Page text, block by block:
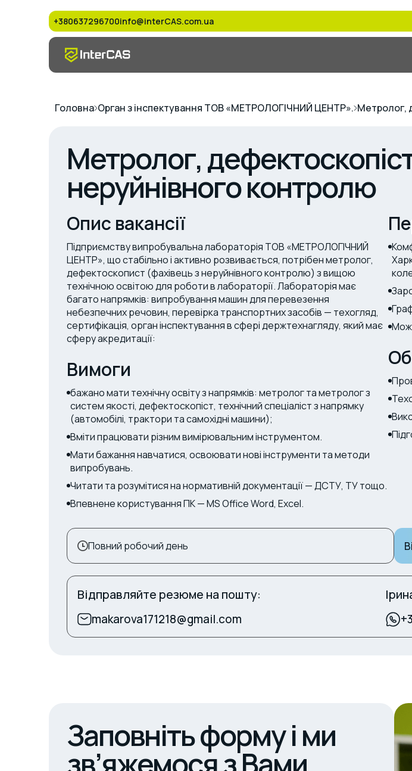
+380637296700info@interCAS.com.ua
Головна Орган з інспектування ТОВ «МЕТРОЛОГІЧНИЙ ЦЕНТР». Метролог,
Метролог,
неруйнівного контролю
Опис вакансії
Підприємству випробувальна лабораторія ТОВ «МЕТРОЛОГІЧНИЙ
ЦЕНТР», що стабільно і активно розвивається, потрібен метролог,
дефектоскопист (фахівець з неруйнівного контролю) з вищою
технічною освітою для роботи в лабораторії. Лабораторія має
багато напрямків: випробування машин для перевезення
небезпечних речовин, перевірка транспортних засобів — техогляд,
сертифікація, орган інспектування в сфері держтехнагляду, який має
сферу акредитації:
Вимоги
бажано мати технічну освіту з напрямків: метролог та метролог з
систем якості, дефектоскопіст, технічний спеціаліст з напрямку
(автомобілі, трактори та самохідні машини);
Вміти працювати різним вимірювальним інструментом.
Мати бажання навчатися, освоювати нові інструменти та методи
випробувань.
Читати та розумітися на нормативній документації — ДСТУ, ТУ тощо.
Впевнене користування ПК — MS Office Word, Excel.
Повний робочий день
Відправляйте резюме на пошту:
makarova171218@gmail.com
Заповніть форму і ми